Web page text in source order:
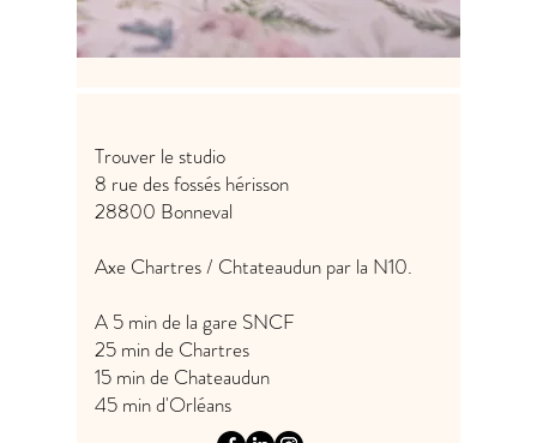
Trouver le studio
8 rue des fossés hérisson
28800 Bonneval
Axe Chartres / Chtateaudun par la N10.
A 5 min de la gare SNCF
25 min de Chartres
15 min de Chateaudun
45 min d'Orléans